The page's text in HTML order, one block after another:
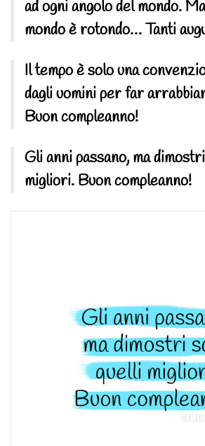
ad ogni angolo del mondo.
mondo è rotondo… Tanti
Il tempo è solo una
dagli uomini per far
Buon compleanno!
Gli anni passano, ma
migliori. Buon compleanno!